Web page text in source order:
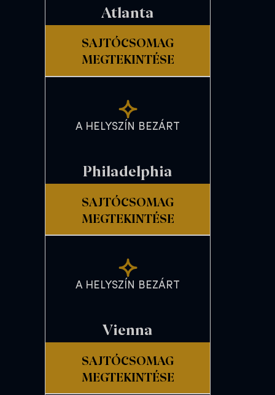
Atlanta
SAJTÓCSOMAG
MEGTEKINTÉSE
A HELYSZÍN BEZÁRT
Philadelphia
SAJTÓCSOMAG
MEGTEKINTÉSE
A HELYSZÍN BEZÁRT
Vienna
SAJTÓCSOMAG
MEGTEKINTÉSE